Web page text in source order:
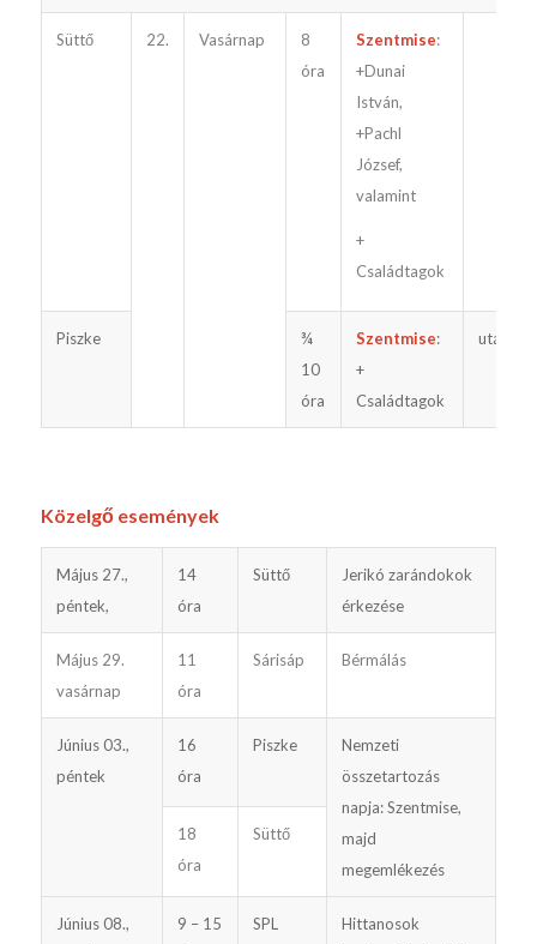
Süttő 22. Vasárnap
8
óra
Szentmise:
+Dunai
István,
+Pachl
József,
valamint
+
Családtagok
Piszke
¾
10
óra
Szentmise:
+
Családtagok
utána
Közelgő események
Május 27.,
péntek,
14
óra
Süttő
Jerikó zarándokok
érkezése
Május 29.
vasárnap
11
óra
Sárisáp Bérmálás
Június 03.,
péntek
16
óra
Piszke
Nemzeti
összetartozás
napja: Szentmise,
majd
megemlékezés
18
óra
Süttő
Június 08.,
9 – 15
SPL
Hittanosok